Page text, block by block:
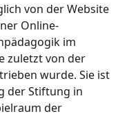
von der Website
Online-
im
zuletzt von der
wurde. Sie ist
der Stiftung in
der